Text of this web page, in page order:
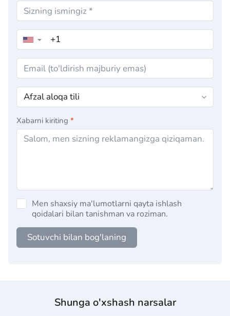
▼
Xabarni kiriting *
Men shaxsiy ma'lumotlarni qayta ishlash
qoidalari bilan tanishman va roziman.
Sotuvchi bilan bog'laning
Shunga o'xshash narsalar